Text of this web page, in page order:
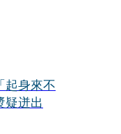
起身來不
迸出